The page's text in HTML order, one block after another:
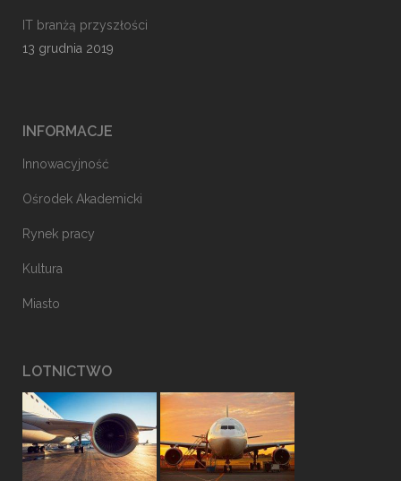
IT branżą przyszłości
13 grudnia 2019
INFORMACJE
Innowacyjność
Ośrodek Akademicki
Rynek pracy
Kultura
Miasto
LOTNICTWO